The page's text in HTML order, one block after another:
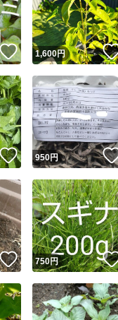
いいね！
1,600円
いいね！
950円
いいね！
750円